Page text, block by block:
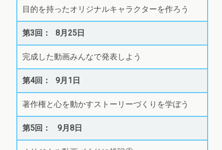
目的を持ったオリジナルキャラクターを作ろう
8月25日
完成した動画みんなで発表しよう
9月1日
著作権と心を動かすストーリーづくりを学ぼう
9月8日